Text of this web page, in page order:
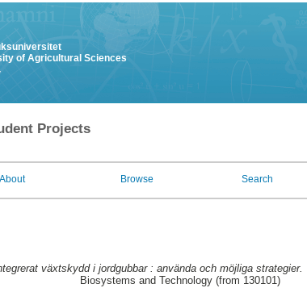
of Agricultural Sciences
Projects
About Browse Search
växtskydd i jordgubbar : använda och möjliga strategier.
Biosystems and Technology (from 130101)